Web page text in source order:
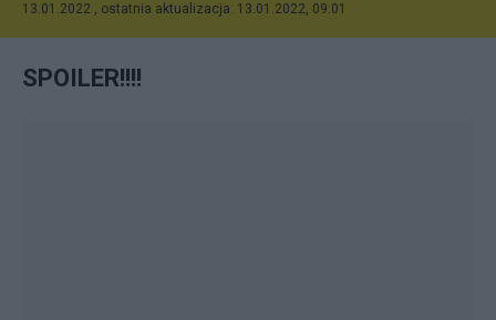
13.01.2022 , ostatnia aktualizacja: 13.01.2022, 09:01
SPOILER!!!!